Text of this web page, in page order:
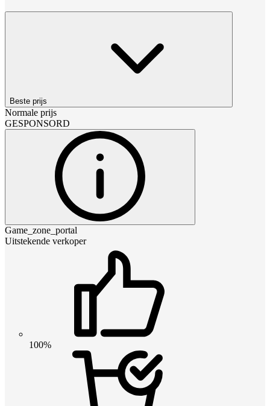
Beste prijs
Normale prijs
GESPONSORD
Game_zone_portal
Uitstekende verkoper
100%